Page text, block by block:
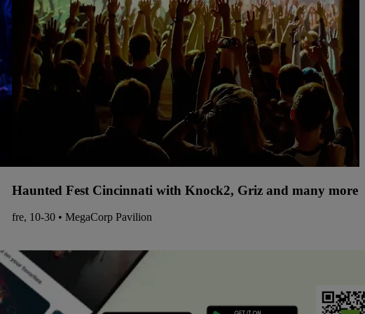
Haunted Fest Cincinnati with Knock2, Griz and many more
fre, 10-30 • MegaCorp Pavilion